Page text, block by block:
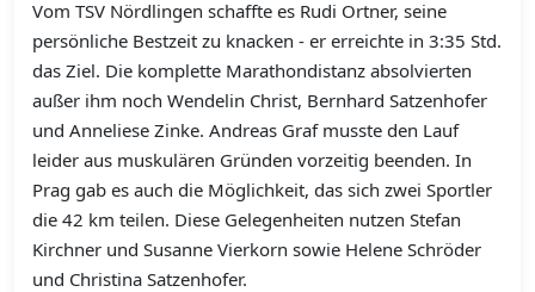
Vom TSV Nördlingen schaffte es Rudi Ortner, seine
persönliche Bestzeit zu knacken - er erreichte in 3:35 Std.
das Ziel. Die komplette Marathondistanz absolvierten
außer ihm noch Wendelin Christ, Bernhard Satzenhofer
und Anneliese Zinke. Andreas Graf musste den Lauf
leider aus muskulären Gründen vorzeitig beenden. In
Prag gab es auch die Möglichkeit, das sich zwei Sportler
die 42 km teilen. Diese Gelegenheiten nutzen Stefan
Kirchner und Susanne Vierkorn sowie Helene Schröder
und Christina Satzenhofer.